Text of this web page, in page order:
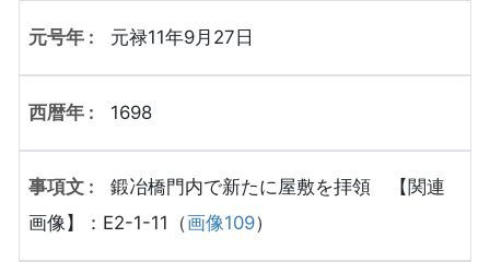
元禄11年9月27日
1698
鍛冶橋門内で新たに屋敷を拝領 【関連
画像】：E2-1-11（画像109）